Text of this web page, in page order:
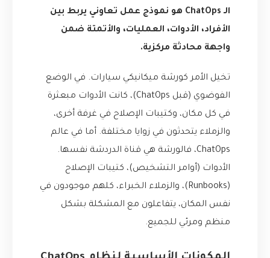
الـ ChatOps هو نموذج عمل تعاوني يربط بين
الأفراد، الأدوات، العمليات، والأتمتة ضمن
واجهة محادثة مركزية.
تخيل الأمر كورشة ميكانيكي سيارات. في الوضع
الفوضوي (قبل ChatOps)، كانت الأدوات مبعثرة
في كل مكان، وكتيبات الإصلاح في غرفة أخرى،
والزملاء يتحدثون في زوايا مختلفة. أما في عالم
ChatOps، فالورشة هي قناة الدردشة نفسها.
الأدوات (أوامر التشخيص)، كتيبات الإصلاح
(Runbooks)، والزملاء الخبراء، كلهم موجودون في
نفس المكان، يتفاعلون مع المشكلة بشكل
منظم ومرئي للجميع.